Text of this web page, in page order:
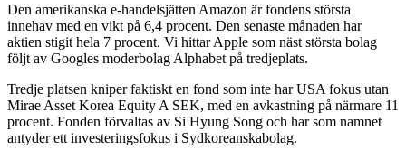
Den amerikanska e-handelsjätten Amazon är fondens största
innehav med en vikt på 6,4 procent. Den senaste månaden har
aktien stigit hela 7 procent. Vi hittar Apple som näst största bolag
följt av Googles moderbolag Alphabet på tredjeplats.
Tredje platsen kniper faktiskt en fond som inte har USA fokus utan
Mirae Asset Korea Equity A SEK, med en avkastning på närmare 11
procent. Fonden förvaltas av Si Hyung Song och har som namnet
antyder ett investeringsfokus i Sydkoreanskabolag.